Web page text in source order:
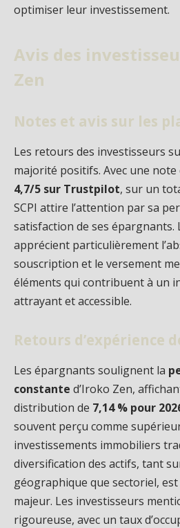
optimiser leur investissement.
Avis des
Zen
Notes et avis sur les
Les retours des investisseurs
majorité positifs. Avec une
4,7/5 sur Trustpilot, sur un
SCPI attire l’attention par sa
satisfaction de ses épargnants.
apprécient particulièrement
souscription et le versement
éléments qui contribuent à un
attrayant et accessible.
Retours d’expérience
Les épargnants soulignent la
constante d’Iroko Zen,
distribution de 7,14 % pour
souvent perçu comme
investissements immobiliers
diversification des actifs, tant
géographique que sectoriel,
majeur. Les investisseurs
rigoureuse, avec un taux